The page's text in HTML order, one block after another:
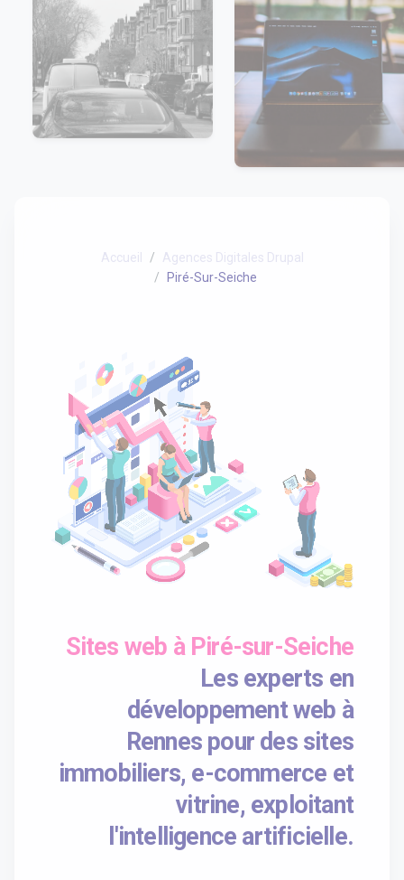
Accueil
Agences Digitales Drupal
Piré-Sur-Seiche
Sites web à Piré-sur-Seiche
Les experts en
développement web à
Rennes pour des sites
immobiliers, e-commerce et
vitrine, exploitant
l'intelligence artificielle.